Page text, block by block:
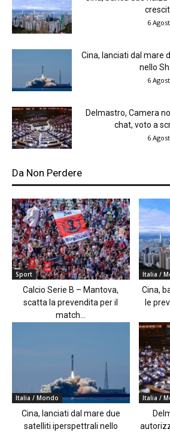
6
Cina, lanciati dal mare
nello
6
Delmastro, Camera
chat, voto a
6
Da Non Perdere
Sport
Calcio Serie B – Mantova,
scatta la prevendita per il
match...
Italia /
Cina,
le
Italia / Mondo
Cina, lanciati dal mare due
satelliti iperspettrali nello
Italia /